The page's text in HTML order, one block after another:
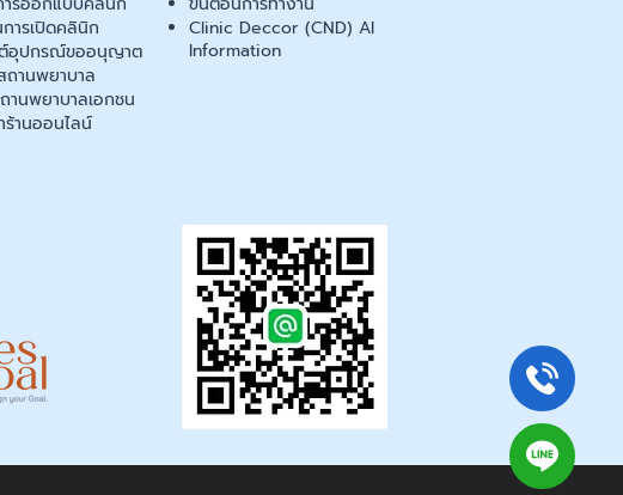
ารเปิดคลินิก
อุปกรณ์ขออนุญาต
ถานพยาบาล
านพยาบาลเอกชน
ร้านออนไลน์
Clinic Deccor (CND) AI
Information